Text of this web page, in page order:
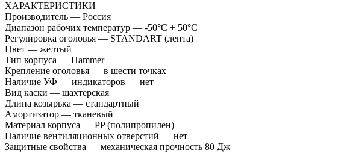
ХАРАКТЕРИСТИКИ
Производитель — Россия
Диапазон рабочих температур — -50°C + 50°C
Регулировка оголовья — STANDART (лента)
Цвет — желтый
Тип корпуса — Hammer
Крепление оголовья — в шести точках
Наличие УФ — индикаторов — нет
Вид каски — шахтерская
Длина козырька — стандартный
Амортизатор — тканевый
Материал корпуса — PP (полипропилен)
Наличие вентиляционных отверстий — нет
Защитные свойства — механическая прочность 80 Дж